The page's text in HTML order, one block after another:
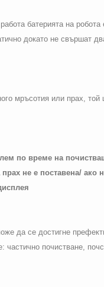
батерията на робота
докато не свършат
мръсотия или прах, той
по време на
не е поставена/ ако
да се достигне
почистване,